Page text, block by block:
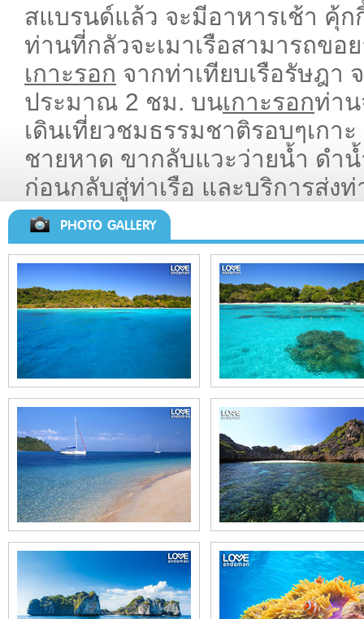
สแบรนด์แล้ว จะมีอาหารเช้า คุ้
ท่านที่กลัวจะเมาเรือสามารถขอ
เกาะรอก จากท่าเทียบเรือรัษฎา
ประมาณ 2 ชม. บนเกาะรอกท่า
เดินเที่ยวชมธรรมชาติรอบๆเกา
ชายหาด ขากลับแวะว่ายน้ำ ด
ก่อนกลับสู่ท่าเรือ และบริการส่ง
PHOTO GALLERY